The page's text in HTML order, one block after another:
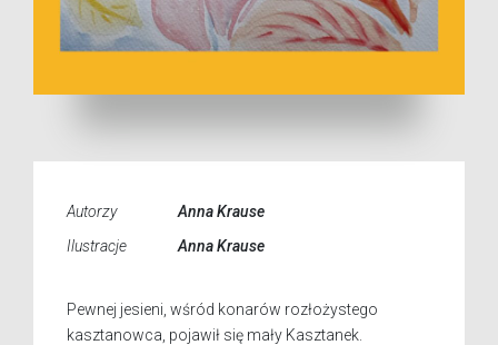
Autorzy
Anna Krause
Ilustracje
Anna Krause
Pewnej jesieni, wśród konarów rozłożystego
kasztanowca, pojawił się mały Kasztanek.